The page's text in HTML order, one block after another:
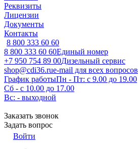
Реквизиты
Лицензии
Документы
Контакты
8 800 333 60 60
8 800 333 60 60Единый номер
+7 950 754 89 00Дизельный сервис
shop@cdi36.rue-mail для всех вопросов
График работыПн - Пт: с 9.00 до 19.00
Сб - с 10.00 до 17.00
Вс: - выходной
Заказать звонок
Задать вопрос
Войти